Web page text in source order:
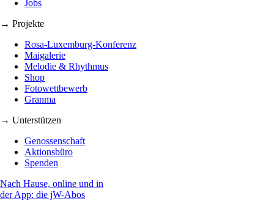
Jobs
→ Projekte
Rosa-Luxemburg-Konferenz
Maigalerie
Melodie & Rhythmus
Shop
Fotowettbewerb
Granma
→ Unterstützen
Genossenschaft
Aktionsbüro
Spenden
Nach Hause, online und in
der App: die jW-Abos